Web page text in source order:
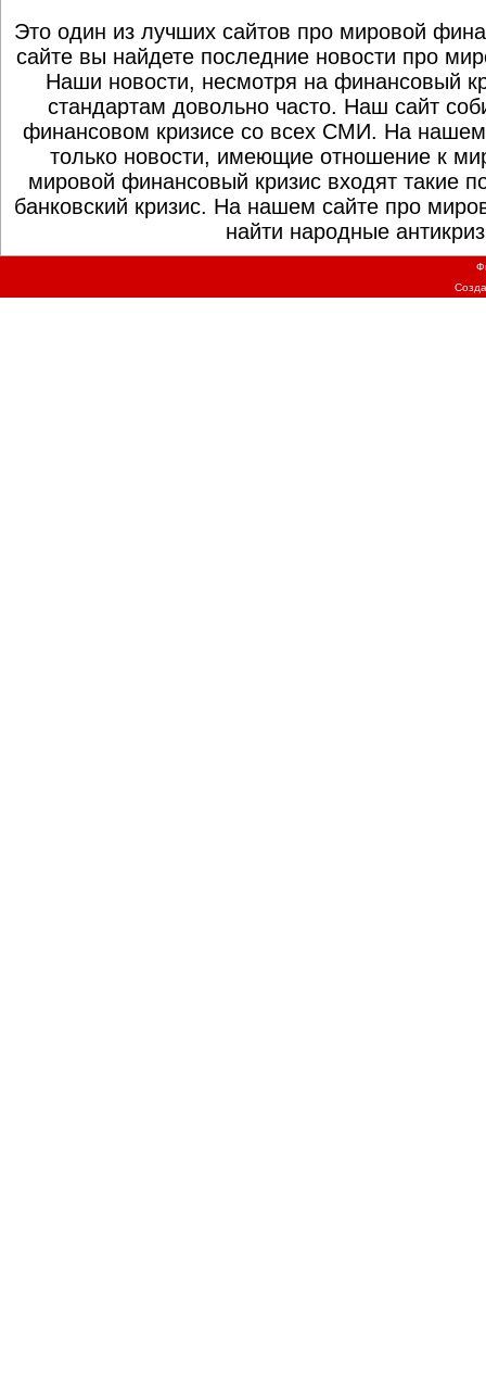
Это один из лучших сайтов про мировой
сайте вы найдете последние новости про
Наши новости, несмотря на финансовый
стандартам довольно часто. Наш сайт
финансовом кризисе со всех СМИ. На нашем
только новости, имеющие отношение к
мировой финансовый кризис входят такие
банковский кризис. На нашем сайте про
найти народные